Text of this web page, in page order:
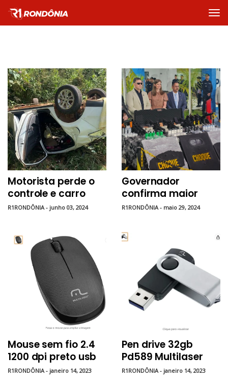
Motorista perde o
controle e carro
capota na RO 010
R1RONDÔNIA - junho 03, 2024
Governador
confirma maior
repressão contra
criminosas
R1RONDÔNIA - maio 29, 2024
Mouse sem fio 2.4
1200 dpi preto usb
Mo251 Multilaser
R1RONDÔNIA - janeiro 14, 2023
Pen drive 32gb
Pd589 Multilaser
R1RONDÔNIA - janeiro 14, 2023